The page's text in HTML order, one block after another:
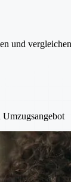
und vergleichen
Umzugsangebot